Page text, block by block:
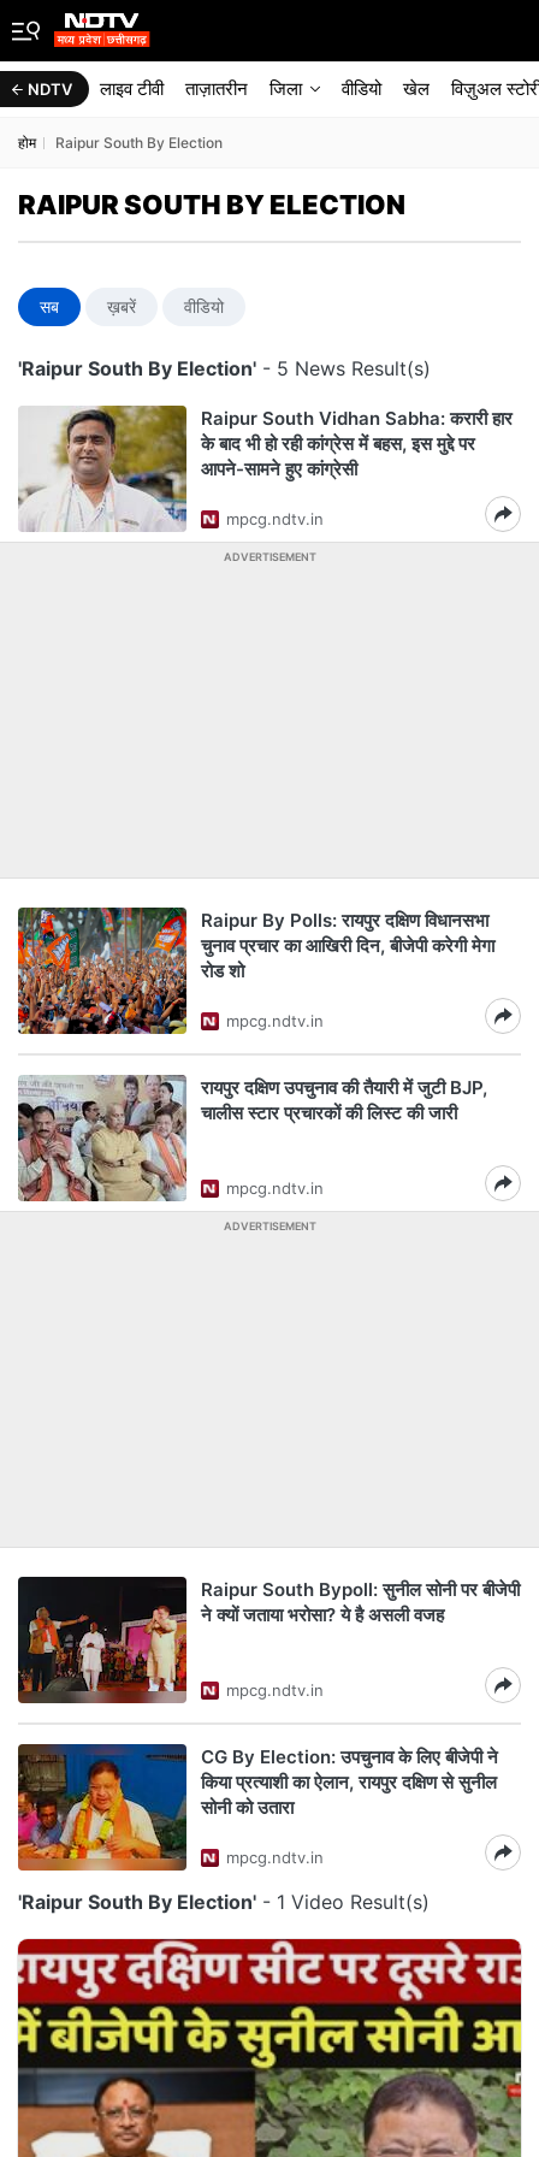
NDTV लाइव टीवी ताज़ातरीन जिला वीडियो खेल विज़ुअल
होम Raipur South By Election
RAIPUR SOUTH BY ELECTION
सब ख़बरें वीडियो
'Raipur South By Election' - 5 News Result(s)
Raipur South Vidhan Sabha: करारी हार
के बाद भी हो रही कांग्रेस में बहस, इस मुद्दे पर
आपने-सामने हुए कांग्रेसी
mpcg.ndtv.in
ADVERTISEMENT
Raipur By Polls: रायपुर दक्षिण विधानसभा
चुनाव प्रचार का आखिरी दिन, बीजेपी करेगी मेगा
रोड शो
mpcg.ndtv.in
रायपुर दक्षिण उपचुनाव की तैयारी में जुटी BJP,
चालीस स्टार प्रचारकों की लिस्ट की जारी
mpcg.ndtv.in
ADVERTISEMENT
Raipur South Bypoll: सुनील सोनी पर बीजेपी
ने क्यों जताया भरोसा? ये है असली वजह
mpcg.ndtv.in
CG By Election: उपचुनाव के लिए बीजेपी ने
किया प्रत्याशी का ऐलान, रायपुर दक्षिण से सुनील
सोनी को उतारा
mpcg.ndtv.in
'Raipur South By Election' - 1 Video Result(s)